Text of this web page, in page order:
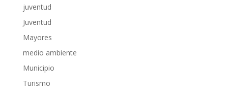
juventud
Juventud
Mayores
medio ambiente
Municipio
Turismo